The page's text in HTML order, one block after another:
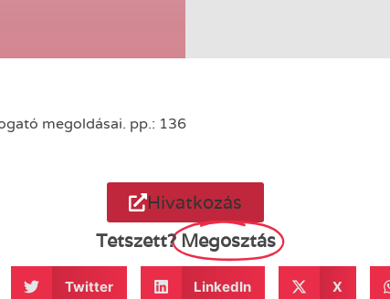
megoldásai. pp.: 136
Hivatkozás
Tetszett? Megosztás
Twitter LinkedIn X